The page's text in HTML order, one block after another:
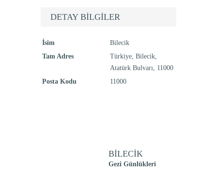
DETAY BILGILER
İsim
Bilecik
Tam Adres
Türkiye, Bilecik,
Atatürk Bulvarı, 11000
Posta Kodu
11000
BILECIK
Gezi Günlükleri